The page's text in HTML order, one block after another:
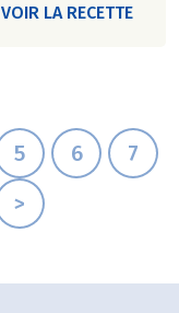
VOIR LA RECETTE
5 6
7
>